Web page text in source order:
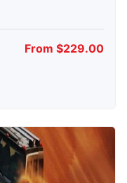
From $229.00